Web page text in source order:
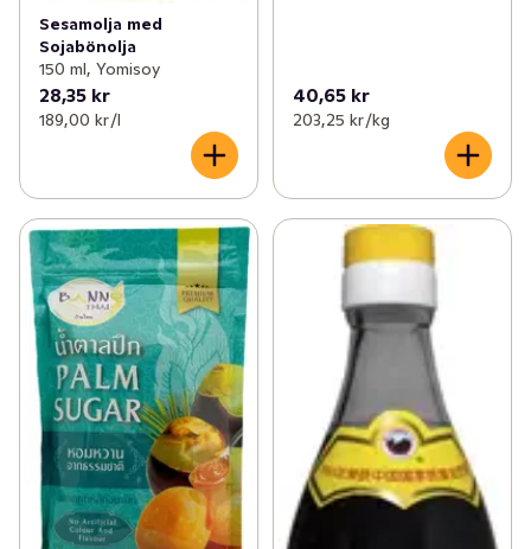
Sesamolja med
Sojabönolja
150 ml, Yomisoy
28,35 kr
189,00 kr /l
40,65 kr
203,25 kr /kg